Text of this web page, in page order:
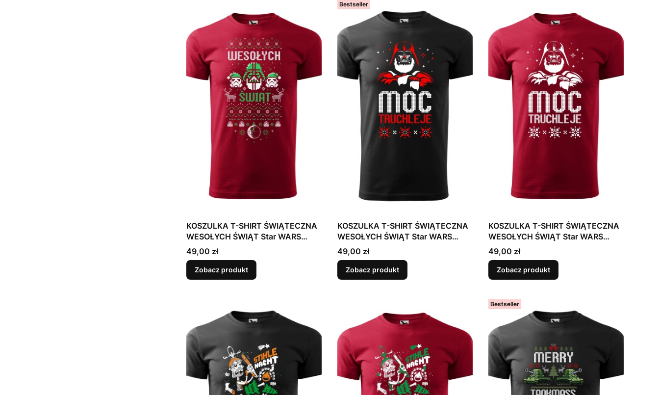
KOSZULKA T-SHIRT ŚWIĄTECZNA
WESOŁYCH ŚWIĄT Star WARS
Gwiezdne Wojny Mikołaj
Cena
49,00 zł
Zobacz produkt
Bestseller
KOSZULKA T-SHIRT ŚWIĄTECZNA
WESOŁYCH ŚWIĄT Star WARS
Gwiezdne Wojny Mikołaj
Cena
49,00 zł
Zobacz produkt
KOSZULKA T-SHIRT ŚWIĄTECZNA
WESOŁYCH ŚWIĄT Star WARS
Gwiezdne Wojny Mikołaj
Cena
49,00 zł
Zobacz produkt
Bestseller